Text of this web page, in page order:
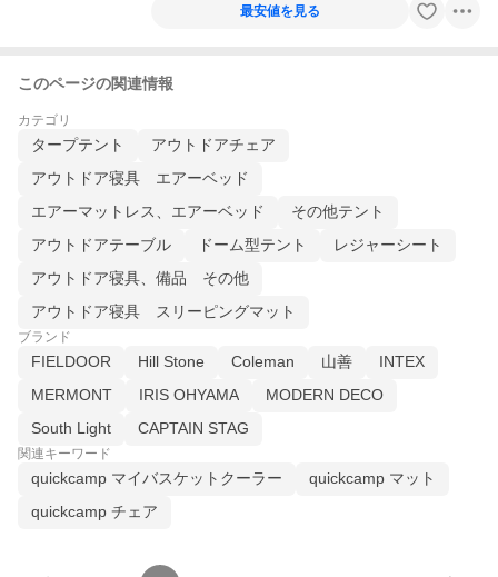
最安値を見る
このページの関連情報
カテゴリ
タープテント
アウトドアチェア
アウトドア寝具 エアーベッド
エアーマットレス、エアーベッド
その他テント
アウトドアテーブル
ドーム型テント
レジャーシート
アウトドア寝具、備品 その他
アウトドア寝具 スリーピングマット
ブランド
FIELDOOR Hill Stone Coleman 山善
INTEX
MERMONT
IRIS OHYAMA
MODERN DECO
South Light
CAPTAIN STAG
関連キーワード
quickcamp マイバスケットクーラー
quickcamp マット
quickcamp チェア